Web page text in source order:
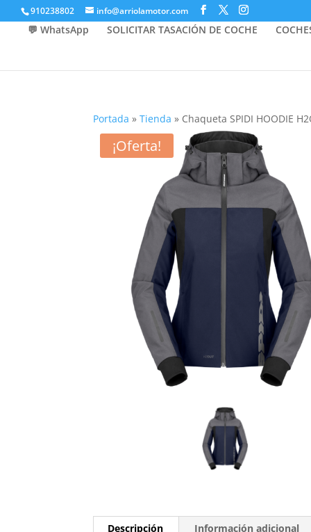
910238802 info@arriolamotor.com
💬 WhatsApp SOLICITAR TASACIÓN DE COCHE
Portada »Tienda » Chaqueta SPIDI HOODIE
¡Oferta!
Descripción Información adicional